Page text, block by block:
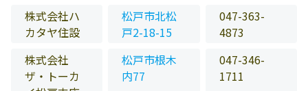
株式会社ハ
カタヤ住設
松戸市北松
戸2-18-15
047-363-
4873
株式会社
ザ・トーカ
松戸市根木
内77
047-346-
1711